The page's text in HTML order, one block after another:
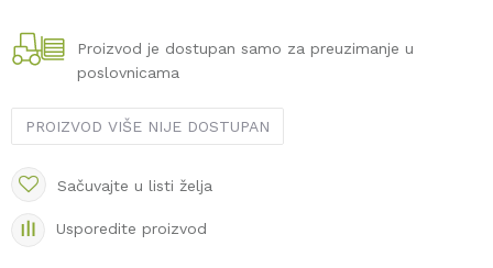
Proizvod je dostupan samo za preuzimanje u
poslovnicama
PROIZVOD VIŠE NIJE DOSTUPAN
Sačuvajte u listi želja
Usporedite proizvod